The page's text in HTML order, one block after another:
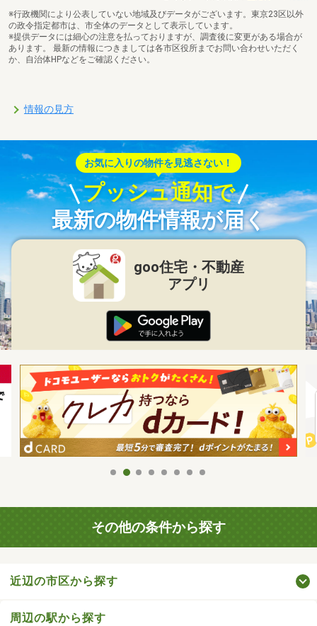
※行政機関により公表していない地域及びデータがございます。東京23区以外
の政令指定都市は、市全体のデータとして表示しています。
※提供データには細心の注意を払っておりますが、調査後に変更がある場合が
あります。 最新の情報につきましては各市区役所までお問い合わせいただく
か、自治体HPなどをご確認ください。
情報の見方
お気に入りの物件を見逃さない！
プッシュ通知で
最新の物件情報が届く
goo住宅・不動産
アプリ
その他の条件から探す
近辺の市区から探す
周辺の駅から探す